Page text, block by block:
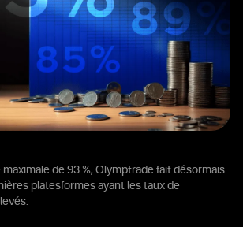
de 93 %, Olymptrade fait désormais
platesformes ayant les taux de